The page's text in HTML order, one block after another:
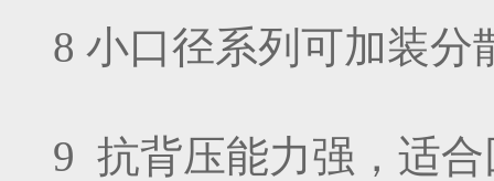
8 小口径系列可加装
9 抗背压能力强，适